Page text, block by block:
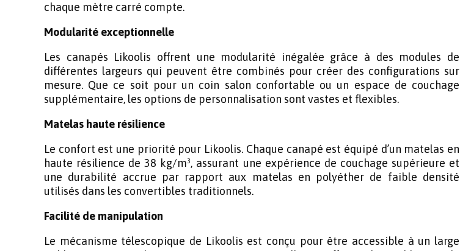
chaque mètre carré compte.
Modularité exceptionnelle
Les canapés Likoolis offrent une modularité inégalée grâce à des modules de
différentes largeurs qui peuvent être combinés pour créer des configurations sur
mesure. Que ce soit pour un coin salon confortable ou un espace de couchage
supplémentaire, les options de personnalisation sont vastes et flexibles.
Matelas haute résilience
Le confort est une priorité pour Likoolis. Chaque canapé est équipé d’un matelas en
haute résilience de 38 kg/m³, assurant une expérience de couchage supérieure et
une durabilité accrue par rapport aux matelas en polyéther de faible densité
utilisés dans les convertibles traditionnels.
Facilité de manipulation
Le mécanisme télescopique de Likoolis est conçu pour être accessible à un large